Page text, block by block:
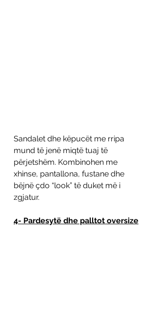
Sandalet dhe këpucët me rripa
mund të jenë miqtë tuaj të
përjetshëm. Kombinohen me
xhinse, pantallona, fustane dhe
bëjnë çdo “look” të duket më i
zgjatur.
4- Pardesytë dhe palltot oversize